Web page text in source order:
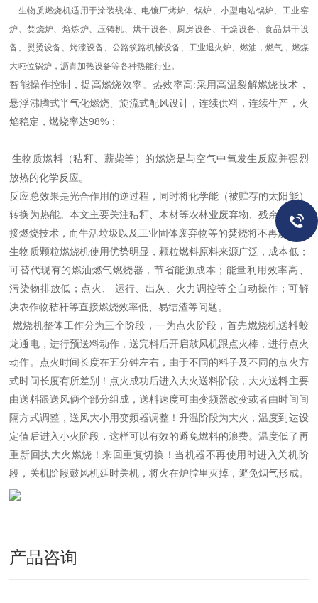
生物质燃烧机适用于涂装线体、电镀厂烤炉、锅炉、小型电站锅炉、工业窑
炉、焚烧炉、熔炼炉、压铸机、烘干设备、厨房设备、干燥设备、食品烘干设
备、熨烫设备、烤漆设备、公路筑路机械设备、工业退火炉、燃油，燃气，燃煤
大吨位锅炉，沥青加热设备等各种热能行业。
智能操作控制，提高燃烧效率。热效率高:采用高温裂解燃烧技术，
悬浮沸腾式半气化燃烧、旋流式配风设计，连续供料，连续生产，火
焰稳定，燃烧率达98%；
生物质燃料（秸秆、薪柴等）的燃烧是与空气中氧发生反应并强烈
放热的化学反应。
反应总效果是光合作用的逆过程，同时将化学能（被贮存的太阳能）
转换为热能。本文主要关注秸秆、木材等农林业废弃物、残余物的直
接燃烧技术，而牛活垃圾以及工业固体废弃物等的焚烧将不再涉及。
生物质颗粒燃烧机使用优势明显，颗粒燃料原料来源广泛，成本低；
可替代现有的燃油燃气燃烧器，节省能源成本；能量利用效率高、
污染物排放低；点火、 运行、出灰、火力调控等全自动操作；可解
决农作物秸秆等直接燃烧效率低、易结渣等问题。
燃烧机整体工作分为三个阶段，一为点火阶段，首先燃烧机送料蛟
龙通电，进行预送料动作，送完料后开启鼓风机跟点火棒，进行点火
动作。点火时间长度在五分钟左右，由于不同的料子及不同的点火方
式时间长度有所差别！点火成功后进入大火送料阶段，大火送料主要
由送料跟送风俩个部分组成，送料速度可由变频器改变或者由时间间
隔方式调整，送风大小用变频器调整！升温阶段为大火，温度到达设
定值后进入小火阶段，这样可以有效的避免燃料的浪费。温度低了再
重新回执大火燃烧！来回重复切换！当机器不再使用时进入关机阶
段，关机阶段鼓风机延时关机，将火在炉膛里灭掉，避免烟气形成。
产品咨询